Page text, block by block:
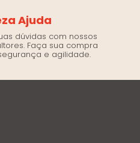
Ajuda
dúvidas com nossos
Faça sua compra
e agilidade.